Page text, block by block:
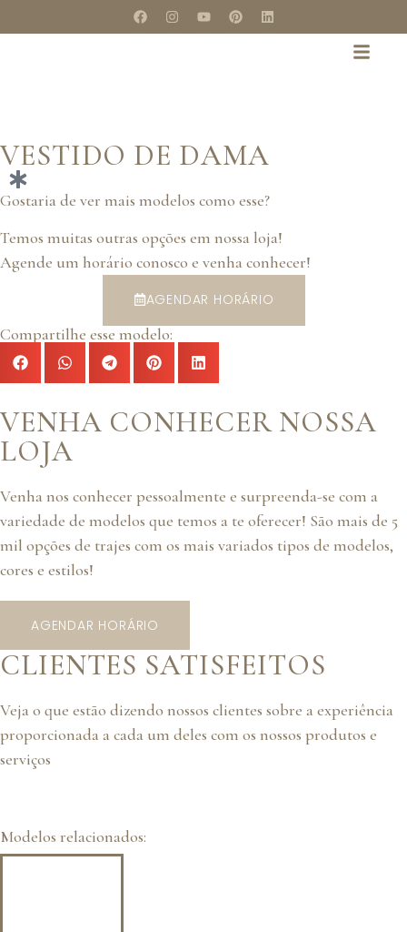
VESTIDO DE DAMA
Gostaria de ver mais modelos como esse?
Temos muitas outras opções em nossa loja!
Agende um horário conosco e venha conhecer!
AGENDAR HORÁRIO
Compartilhe esse modelo:
VENHA CONHECER NOSSA
LOJA
Venha nos conhecer pessoalmente e surpreenda-se com a
variedade de modelos que temos a te oferecer! São mais de 5
mil opções de trajes com os mais variados tipos de modelos,
cores e estilos!
AGENDAR HORÁRIO
CLIENTES SATISFEITOS
Veja o que estão dizendo nossos clientes sobre a experiência
proporcionada a cada um deles com os nossos produtos e
serviços
Modelos relacionados: